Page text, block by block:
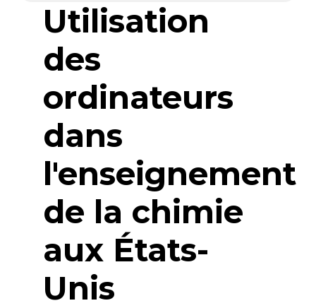
Utilisation
des
ordinateurs
dans
l'enseignement
de la chimie
aux États-
Unis